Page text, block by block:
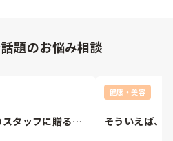
題のお悩み相談
タッフに贈るプ
健康・美容
そういえば、